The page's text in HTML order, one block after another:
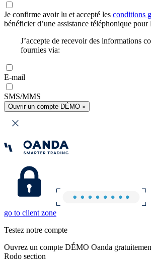
Je confirme avoir lu et accepté les conditions
bénéficier d’une assistance téléphonique
J’accepte de recevoir des informations
fournies via:
E-mail
SMS/MMS
Ouvrir un compte DÉMO »
go to client zone
Testez notre compte
Ouvrez un compte DÉMO Oanda
Rodo section